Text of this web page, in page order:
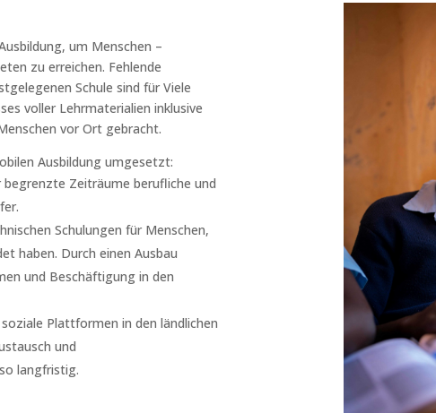
um Menschen –
zu erreichen. Fehlende
Schule sind für Viele
voller Lehrmaterialien inklusive
vor Ort gebracht.
Ausbildung umgesetzt:
Zeiträume berufliche und
Schulungen für Menschen,
haben. Durch einen Ausbau
und Beschäftigung in den
Plattformen in den ländlichen
und
langfristig.